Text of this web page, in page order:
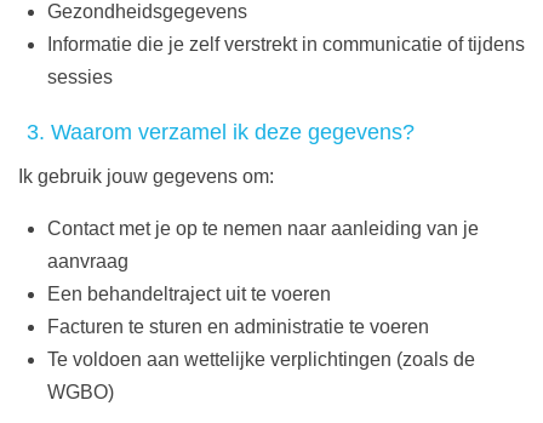
Gezondheidsgegevens
Informatie die je zelf verstrekt in communicatie of tijdens
sessies
3. Waarom verzamel ik deze gegevens?
Ik gebruik jouw gegevens om:
Contact met je op te nemen naar aanleiding van je
aanvraag
Een behandeltraject uit te voeren
Facturen te sturen en administratie te voeren
Te voldoen aan wettelijke verplichtingen (zoals de
WGBO)